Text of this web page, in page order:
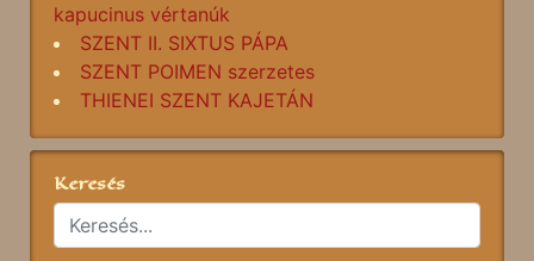
kapucinus vértanúk
SZENT II. SIXTUS PÁPA
SZENT POIMEN szerzetes
THIENEI SZENT KAJETÁN
Keresés